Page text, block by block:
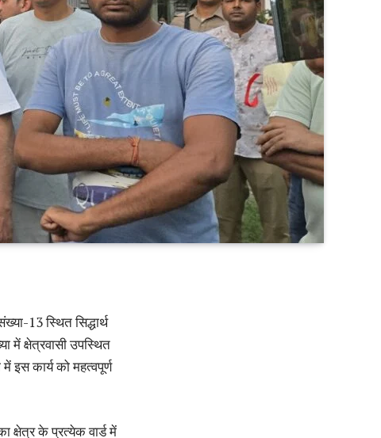
13 स्थित सिद्धार्थ
में क्षेत्रवासी उपस्थित
कार्य को महत्वपूर्ण
क्षेत्र के प्रत्येक वार्ड में